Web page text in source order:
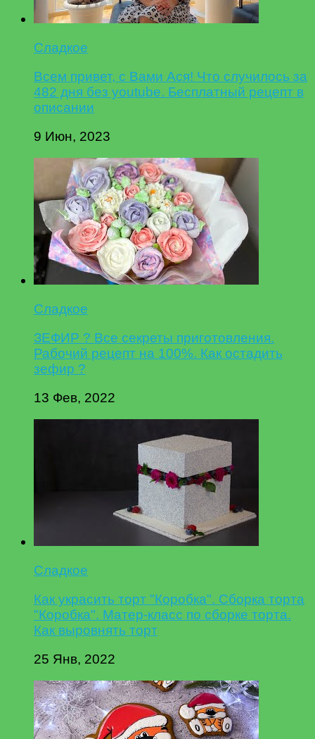
Сладкое
Всем привет, с Вами Ася! Что случилось за
482 дня без youtube. Бесплатный рецепт в
описании
9 Июн, 2023
Сладкое
ЗЕФИР ? Все секреты приготовления.
Рабочий рецепт на 100%. Как остадить
зефир ?
13 Фев, 2022
Сладкое
Как украсить торт "Коробка". Сборка торта
"Коробка". Матер-класс по сборке торта.
Как выровнять торт
25 Янв, 2022